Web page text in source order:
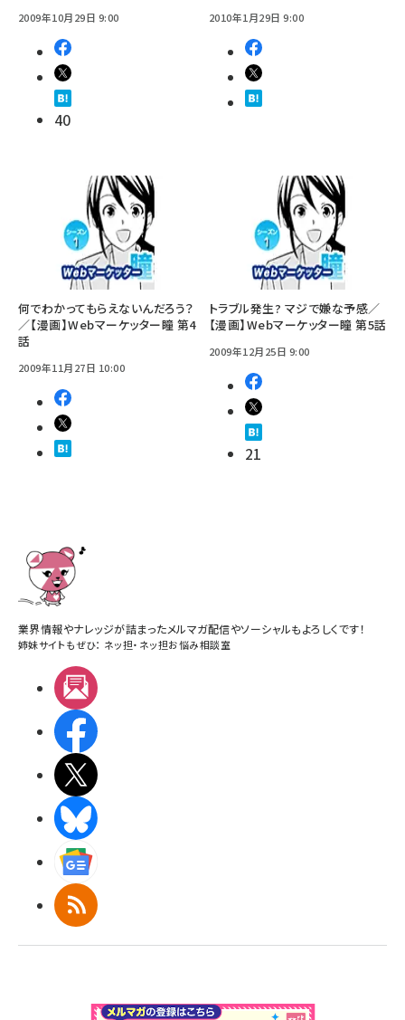
2009年10月29日 9:00
40
2010年1月29日 9:00
何でわかってもらえないんだろう？
／【漫画】Webマーケッター瞳 第4
話
2009年11月27日 10:00
トラブル発生? マジで嫌な予感／
【漫画】Webマーケッター瞳 第5話
2009年12月25日 9:00
21
業界情報やナレッジが詰まったメルマガ配信やソーシャルもよろしくです！
姉妹サイトもぜひ： ネッ担・ ネッ担お悩み相談室
RSS